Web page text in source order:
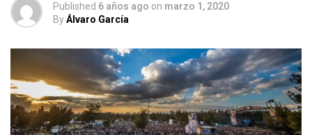
Published 6 años ago on marzo 1, 2020
ByÁlvaro García